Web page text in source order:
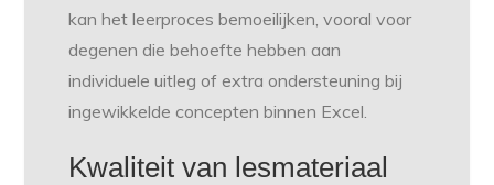
kan het leerproces bemoeilijken, vooral voor
degenen die behoefte hebben aan
individuele uitleg of extra ondersteuning bij
ingewikkelde concepten binnen Excel.
Kwaliteit van lesmateriaal